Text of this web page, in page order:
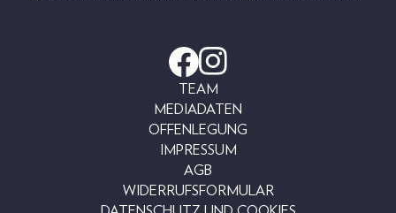
TEAM
MEDIADATEN
OFFENLEGUNG
IMPRESSUM
AGB
WIDERRUFSFORMULAR